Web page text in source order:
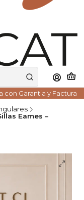
con Garantia y Factura
Eames –